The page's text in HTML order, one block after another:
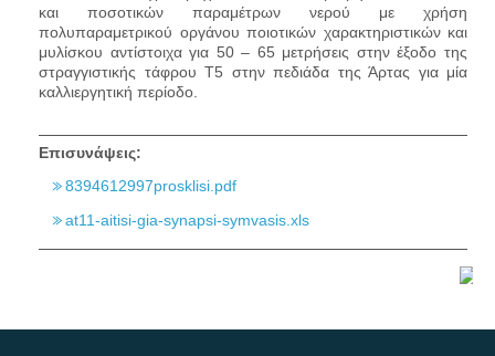
και ποσοτικών παραμέτρων νερού με χρήση
πολυπαραμετρικού οργάνου ποιοτικών χαρακτηριστικών και
μυλίσκου αντίστοιχα για 50 – 65 μετρήσεις στην έξοδο της
στραγγιστικής τάφρου Τ5 στην πεδιάδα της Άρτας για μία
καλλιεργητική περίοδο.
Επισυνάψεις:
8394612997prosklisi.pdf
at11-aitisi-gia-synapsi-symvasis.xls